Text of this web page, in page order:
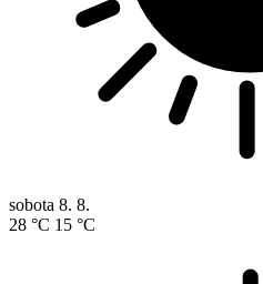
sobota 8. 8.
28 °C 15 °C